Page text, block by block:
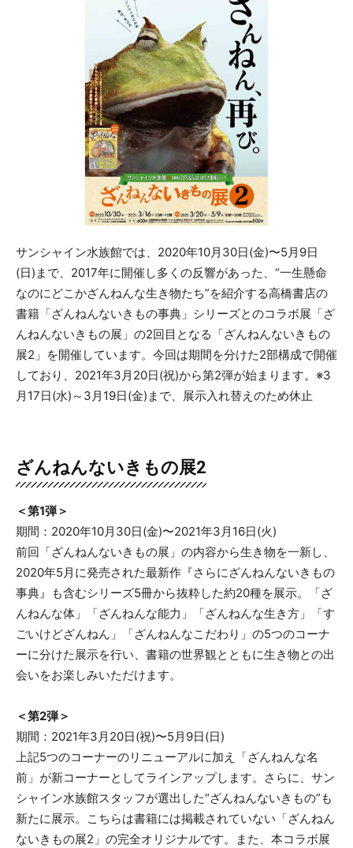
サンシャイン水族館では、2020年10月30日(金)〜5月9日
(日)まで、2017年に開催し多くの反響があった、“一生懸命
なのにどこかざんねんな生き物たち”を紹介する高橋書店の
書籍「ざんねんないきもの事典」シリーズとのコラボ展「ざ
んねんないきもの展」の2回目となる「ざんねんないきもの
展2」を開催しています。今回は期間を分けた2部構成で開催
しており、2021年3月20日(祝)から第2弾が始まります。※3
月17日(水)～3月19日(金)まで、展示入れ替えのため休止
ざんねんないきもの展2
＜第1弾＞
期間：2020年10月30日(金)〜2021年3月16日(火)
前回「ざんねんないきもの展」の内容から生き物を一新し、
2020年5月に発売された最新作『さらにざんねんないきもの
事典』も含むシリーズ5冊から抜粋した約20種を展示。「ざ
んねんな体」「ざんねんな能力」「ざんねんな生き方」「す
ごいけどざんねん」「ざんねんなこだわり」の5つのコーナ
ーに分けた展示を行い、書籍の世界観とともに生き物との出
会いをお楽しみいただけます。
＜第2弾＞
期間：2021年3月20日(祝)〜5月9日(日)
上記5つのコーナーのリニューアルに加え「ざんねんな名
前」が新コーナーとしてラインアップします。さらに、サン
シャイン水族館スタッフが選出した“ざんねんないきもの”も
新たに展示。こちらは書籍には掲載されていない「ざんねん
ないきもの展2」の完全オリジナルです。また、本コラボ展